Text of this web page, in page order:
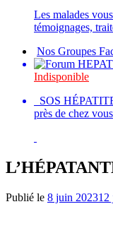
Les malades
témoignages,
Nos Groupes
Indisponible
SOS
près de chez vous
Publié le 8 juin 202312